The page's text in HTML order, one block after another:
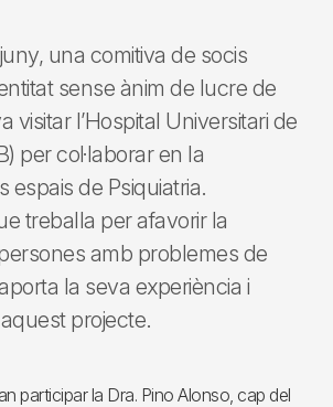
una comitiva de socis
sense ànim de lucre de
visitar l’Hospital Universitari de
per col·laborar en la
espais de Psiquiatria.
treballa per afavorir la
amb problemes de
la seva experiència i
projecte.
participar la Dra. Pino Alonso, cap del